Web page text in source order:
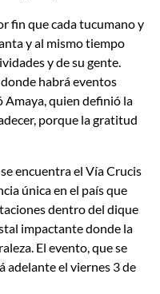
fin que cada tucumano y
y al mismo tiempo
y de su gente.
habrá eventos
Amaya, quien definió la
porque la gratitud
encuentra el Vía Crucis
única en el país que
dentro del dique
impactante donde la
El evento, que se
adelante el viernes 3 de